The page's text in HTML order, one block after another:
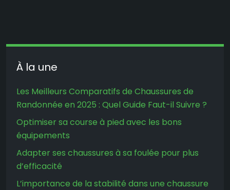
À la une
Les Meilleurs Comparatifs de Chaussures de
Randonnée en 2025 : Quel Guide Faut-il Suivre ?
Optimiser sa course à pied avec les bons
équipements
Adapter ses chaussures à sa foulée pour plus
d’efficacité
L’importance de la stabilité dans une chaussure